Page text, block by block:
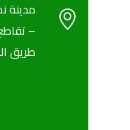
–
طريق